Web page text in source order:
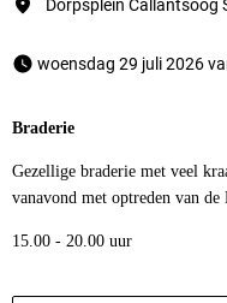
Dorpsplein Callantsoog
woensdag 29 juli 2026
Braderie
Gezellige braderie met veel
vanavond met optreden van de
15.00 - 20.00 uur